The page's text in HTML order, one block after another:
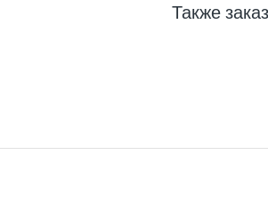
Также